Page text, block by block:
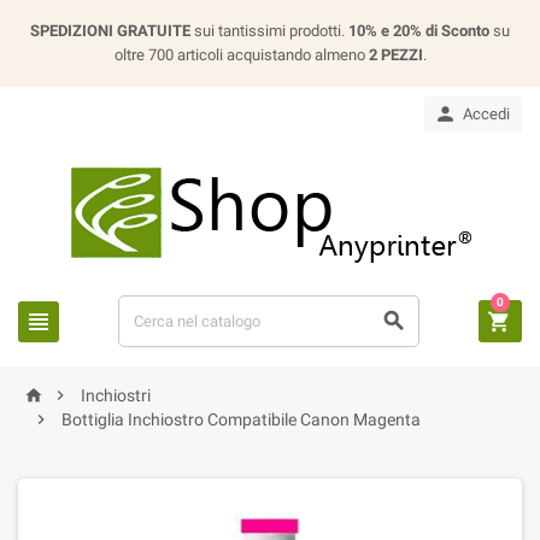
SPEDIZIONI GRATUITE sui tantissimi prodotti. 10% e 20% di Sconto su
oltre 700 articoli acquistando almeno 2 PEZZI.
 Accedi
  
0
 
Inchiostri

Bottiglia Inchiostro Compatibile Canon Magenta